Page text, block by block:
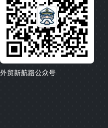
外贸新航路公众号